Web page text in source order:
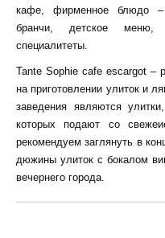
кафе, фирменное блюдо –
бранчи, детское меню,
специалитеты.
Tante Sophie cafe escargot –
на приготовлении улиток и
заведения являются
которых подают со
рекомендуем заглянуть в
дюжины улиток с бокалом
вечернего города.